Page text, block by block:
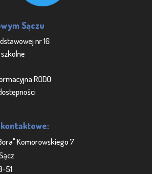
Sączu
nr 16
RODO
Komorowskiego 7
51